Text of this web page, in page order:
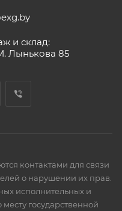
и склад:
Лынькова 85
контактами для связи
о нарушении их прав.
исполнительных и
государственной